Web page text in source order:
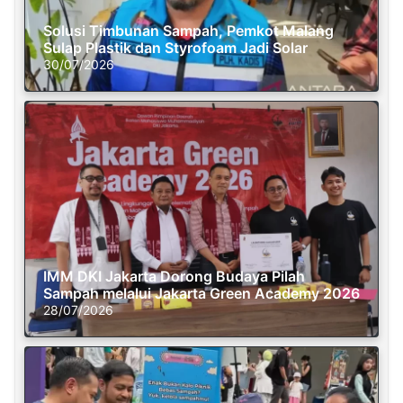
Solusi Timbunan Sampah, Pemkot Malang
Sulap Plastik dan Styrofoam Jadi Solar
30/07/2026
IMM DKI Jakarta Dorong Budaya Pilah
Sampah melalui Jakarta Green Academy 2026
28/07/2026